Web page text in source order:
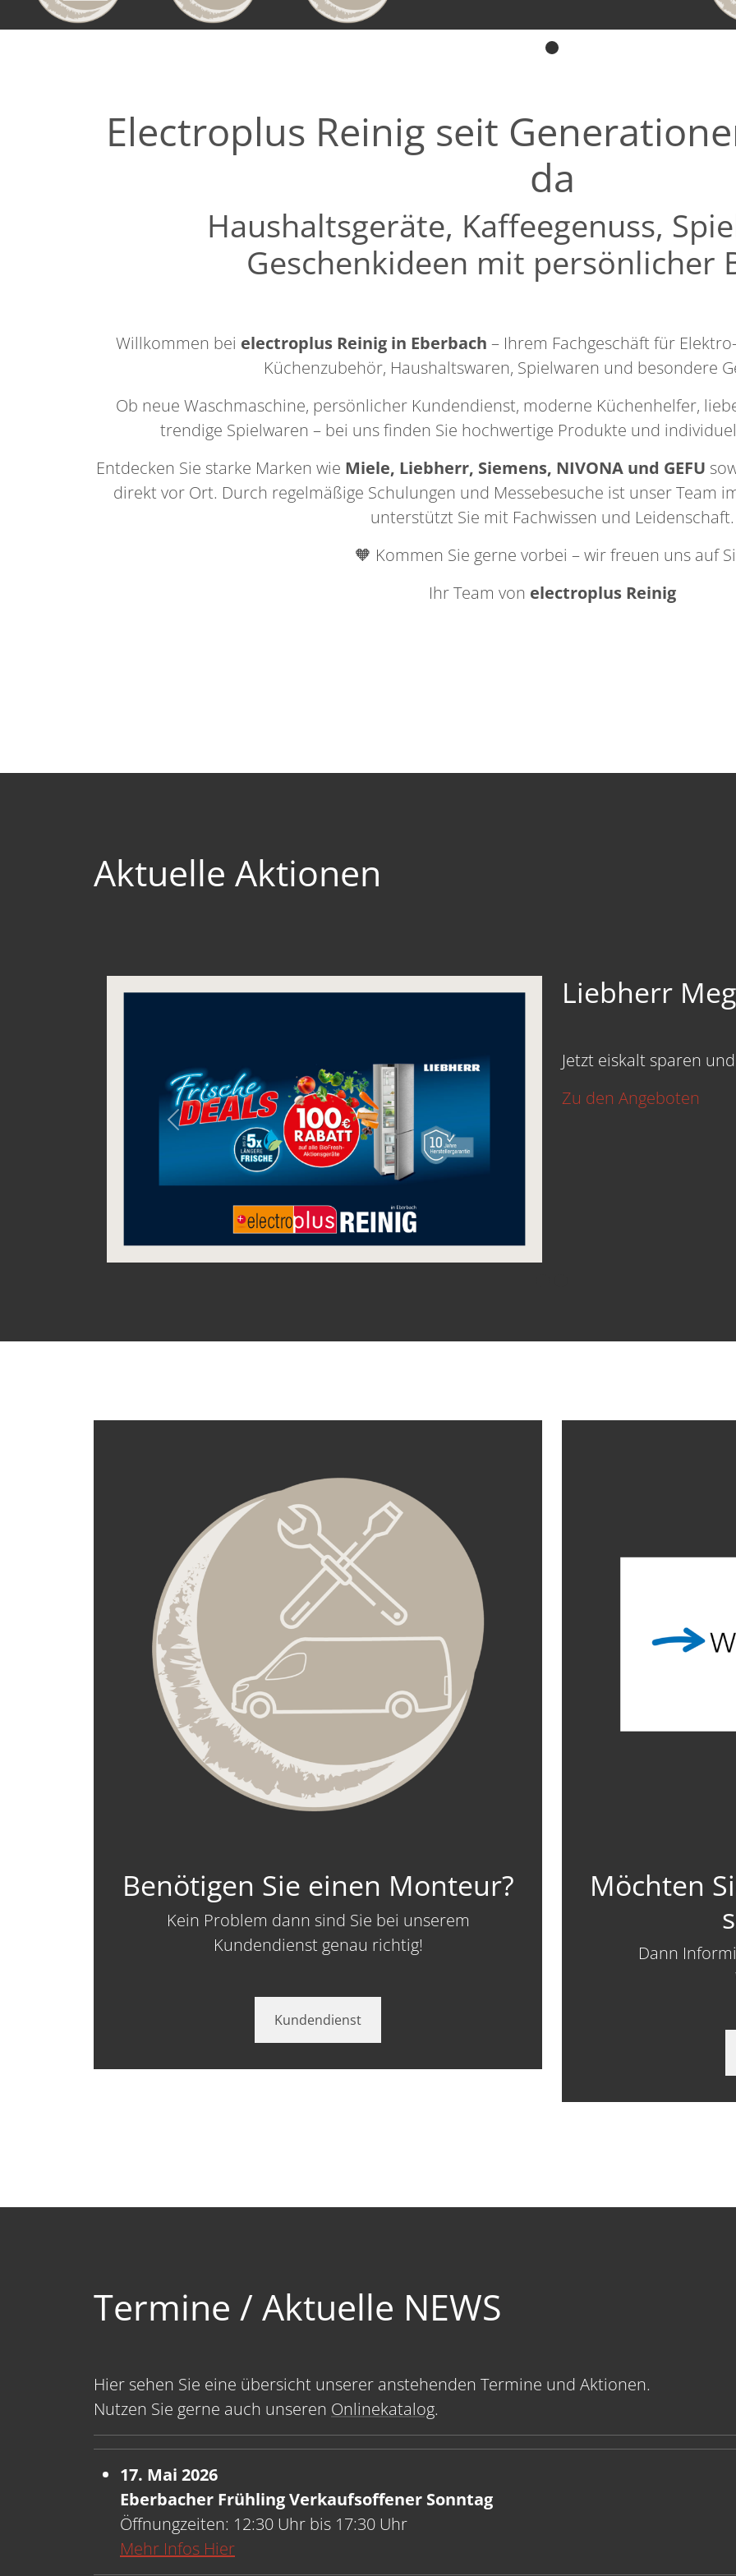
Electroplus Reinig seit
da
Haushaltsgeräte, Kaffeegenuss,
Geschenkideen mit persönlicher
Willkommen bei electroplus Reinig in Eberbach – Ihrem Fachgeschäft für
Küchenzubehör, Haushaltswaren, Spielwaren und besondere
Ob neue Waschmaschine, persönlicher Kundendienst, moderne Küchenhelfer,
trendige Spielwaren – bei uns finden Sie hochwertige Produkte und
Entdecken Sie starke Marken wie Miele, Liebherr, Siemens, NIVONA und GEFU
direkt vor Ort. Durch regelmäßige Schulungen und Messebesuche ist unser Team
unterstützt Sie mit Fachwissen und Leidenschaft.
🧡 Kommen Sie gerne vorbei – wir freuen uns auf
Ihr Team von electroplus Reinig
Aktuelle Aktionen
💙 Siemens
sichern!
Previous
Benötigen Sie einen Monteur?
Kein Problem dann sind Sie bei unserem
Kundendienst genau richtig!
Kundendienst
Möchten
Dann
Termine / Aktuelle NEWS
Hier sehen Sie eine übersicht unserer anstehenden Termine und Aktionen.
Nutzen Sie gerne auch unseren Onlinekatalog.
17. Mai 2026
Eberbacher Frühling Verkaufsoffener Sonntag
Öffnungzeiten: 12:30 Uhr bis 17:30 Uhr
Mehr Infos Hier